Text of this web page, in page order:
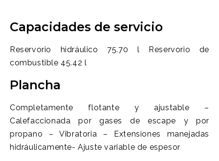
Capacidades de servicio
Reservorio hidráulico 75.70 l Reservorio de
combustible 45.42 l
Plancha
Completamente flotante y ajustable –
Calefaccionada por gases de escape y por
propano – Vibratoria – Extensiones manejadas
hidráulicamente- Ajuste variable de espesor